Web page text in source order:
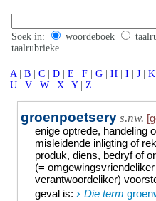
Soek in: woordeboek
taalrubrieke
A | B | C | D | E | F | G | H | I | J | K
U | V | W | X | Y | Z
groenpoetsery s.nw.
enige optrede, handeling
misleidende inligting of
produk, diens, bedryf of
(=
verantwoordeliker)
geval is:› Die term